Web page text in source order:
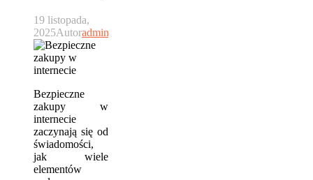
19 listopada,
2025Autoradmin
Bezpieczne
zakupy w
internecie
zaczynają się od
świadomości,
jak wiele
elementów